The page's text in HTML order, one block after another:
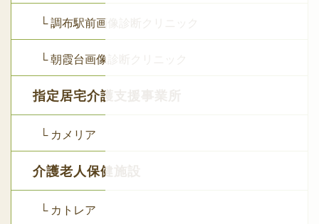
└ 調布駅前画像診断クリニック
└ 朝霞台画像診断クリニック
指定居宅介護支援事業所
└ カメリア
介護老人保健施設
└ カトレア